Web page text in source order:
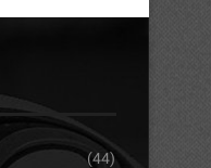
(44)